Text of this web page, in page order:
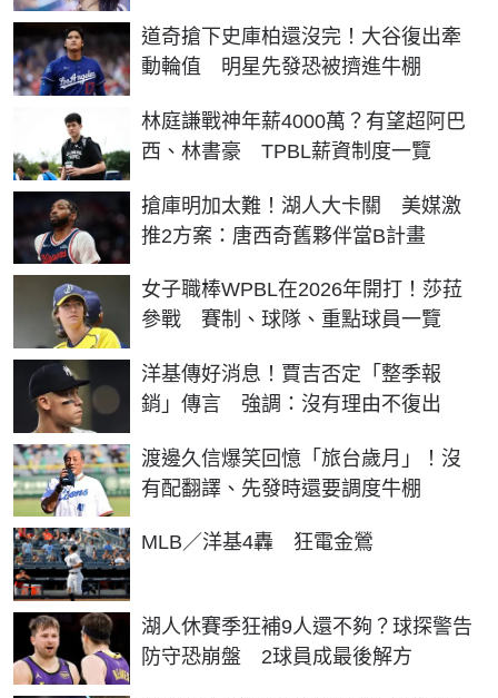
道奇搶下史庫柏還沒完！大谷復出牽
動輪值 明星先發恐被擠進牛棚
林庭謙戰神年薪4000萬？有望超阿巴
西、林書豪 TPBL薪資制度一覽
搶庫明加太難！湖人大卡關 美媒激
推2方案：唐西奇舊夥伴當B計畫
女子職棒WPBL在2026年開打！莎菈
參戰 賽制、球隊、重點球員一覽
洋基傳好消息！賈吉否定「整季報
銷」傳言 強調：沒有理由不復出
渡邊久信爆笑回憶「旅台歲月」！沒
有配翻譯、先發時還要調度牛棚
MLB／洋基4轟 狂電金鶯
湖人休賽季狂補9人還不夠？球探警告
防守恐崩盤 2球員成最後解方